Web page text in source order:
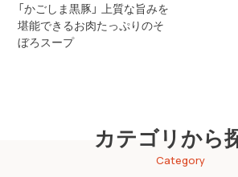
「かごしま黒豚」 上質な旨みを
堪能できるお肉たっぷりのそ
ぼろスープ
カテゴリから
Category